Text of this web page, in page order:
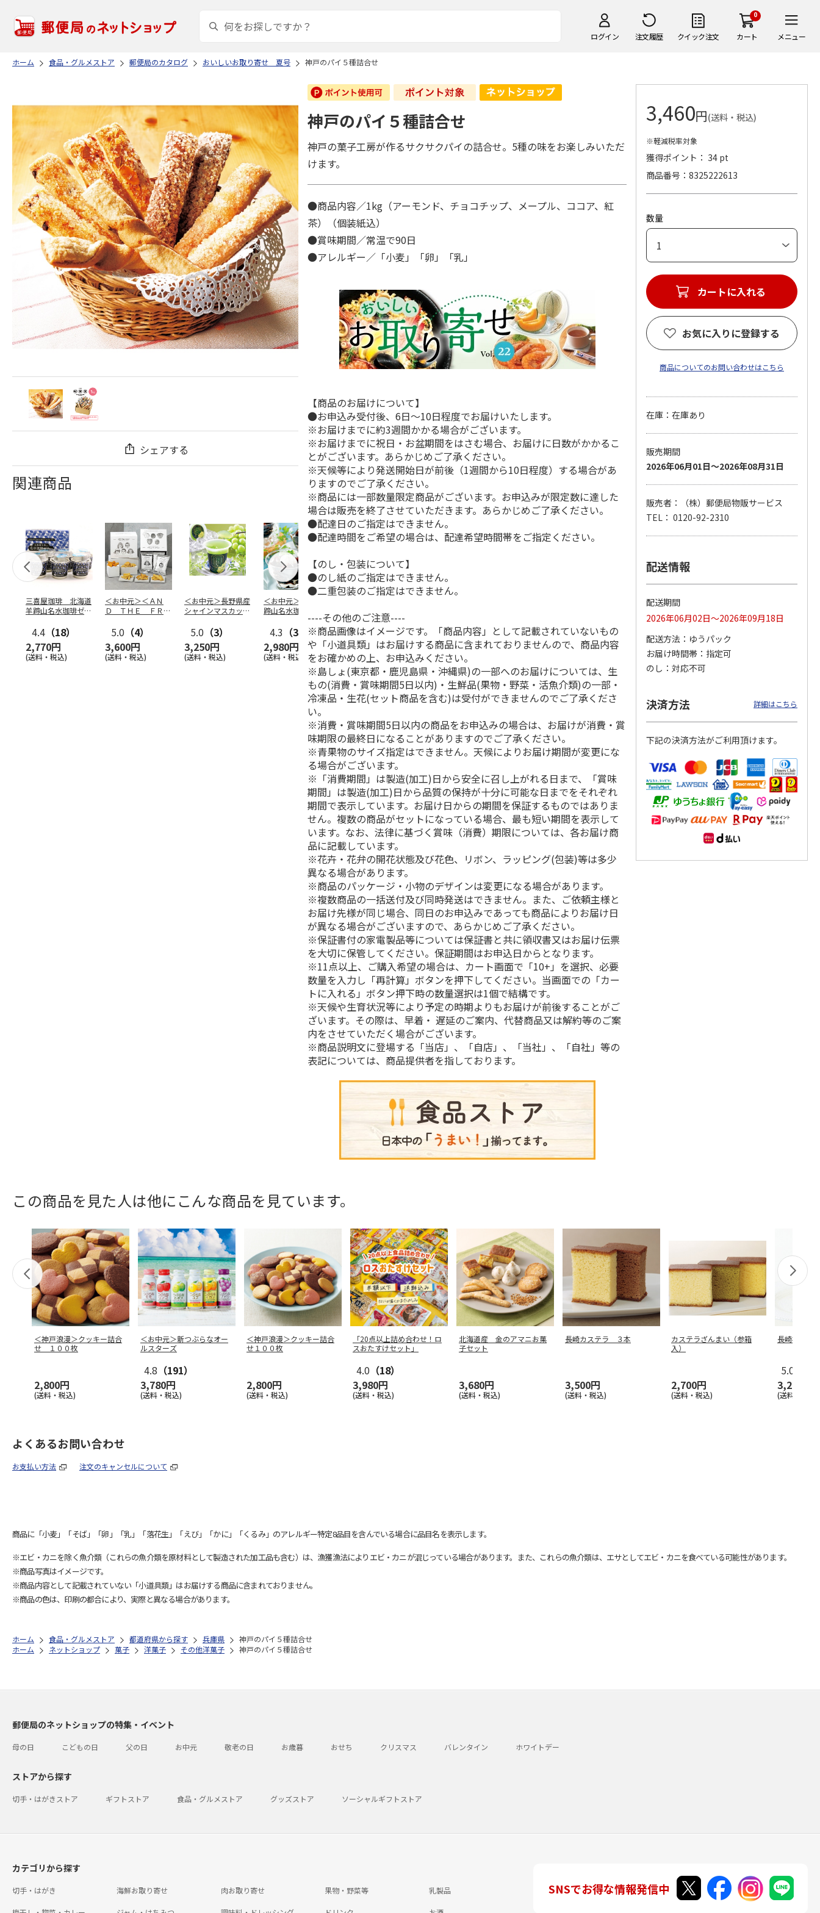
ログイン 注文履歴 クイック注文
0
カート メニュー
ホーム 食品・グルメストア 郵便局のカタログ おいしいお取り寄せ 夏号 神戸のパイ５種詰合せ
シェアする
関連商品
三喜屋珈琲 北海道
羊蹄山名水珈琲ゼリ
4.4 （18）
2,770円
(送料・税込)
＜お中元＞＜ＡＮ
Ｄ ＴＨＥ ＦＲＩ
ト５種
…
5.0 （4）
3,600円
(送料・税込)
＜お中元＞長野県産
シャインマスカット
5.0 （3）
3,250円
(送料・税込)
＜お中元＞北海道羊
蹄山名水珈琲ゼリー
4.3 （3）
2,980円
(送料・税込)
ュレパフェ～国産フ
ルー…
4.7（10）
2,980円
(送料・税込)
5.0（5）
3,240円
(送料・税込)
30g×21…
4,980円
＜沼津深海プリン工
3,900円
【冷凍】三國シェフ
6個セット(クレー…
5.0
（4）
4,320円
(送料・税込)
くちバーム詰合せ
神戸のパイ５種詰合せ
神戸の菓子工房が作るサクサクパイの詰合せ。5種の味をお楽しみいただ
けます。
●商品内容／1kg（アーモンド、チョコチップ、メープル、ココア、紅
茶）（個装紙込）
●賞味期間／常温で90日
●アレルギー／「小麦」「卵」「乳」
【商品のお届けについて】
●お申込み受付後、6日～10日程度でお届けいたします。
※お届けまでに約3週間かかる場合がございます。
※お届けまでに祝日・お盆期間をはさむ場合、お届けに日数がかかるこ
とがございます。あらかじめご了承ください。
※天候等により発送開始日が前後（1週間から10日程度）する場合があ
りますのでご了承ください。
※商品には一部数量限定商品がございます。お申込みが限定数に達した
場合は販売を終了させていただきます。あらかじめご了承ください。
●配達日のご指定はできません。
●配達時間をご希望の場合は、配達希望時間帯をご指定ください。
【のし・包装について】
●のし紙のご指定はできません。
●二重包装のご指定はできません。
----その他のご注意----
※商品画像はイメージです。「商品内容」として記載されていないもの
や「小道具類」はお届けする商品に含まれておりませんので、商品内容
をお確かめの上、お申込みください。
※島しょ(東京都・鹿児島県・沖縄県)の一部へのお届けについては、生
もの(消費・賞味期間5日以内)・生鮮品(果物・野菜・活魚介類)の一部・
冷凍品・生花(セット商品を含む)は受付ができませんのでご了承くださ
い。
※消費・賞味期間5日以内の商品をお申込みの場合は、お届けが消費・賞
味期限の最終日になることがありますのでご了承ください。
※青果物のサイズ指定はできません。天候によりお届け期間が変更にな
る場合がございます。
※「消費期間」は製造(加工)日から安全に召し上がれる日まで、「賞味
期間」は製造(加工)日から品質の保持が十分に可能な日までをそれぞれ
期間で表示しています。お届け日からの期間を保証するものではありま
せん。複数の商品がセットになっている場合、最も短い期間を表示して
います。なお、法律に基づく賞味（消費）期限については、各お届け商
品に記載しています。
※花卉・花弁の開花状態及び花色、リボン、ラッピング(包装)等は多少
異なる場合があります。
※商品のパッケージ・小物のデザインは変更になる場合があります。
※複数商品の一括送付及び同時発送はできません。また、ご依頼主様と
お届け先様が同じ場合、同日のお申込みであっても商品によりお届け日
が異なる場合がございますので、あらかじめご了承ください。
※保証書付の家電製品等については保証書と共に領収書又はお届け伝票
を大切に保管してください。保証期間はお申込日からとなります。
※11点以上、ご購入希望の場合は、カート画面で「10+」を選択、必要
数量を入力し「再計算」ボタンを押下してください。当画面での「カー
トに入れる」ボタン押下時の数量選択は1個で結構です。
※天候や生育状況等により予定の時期よりもお届けが前後することがご
ざいます。その際は、早着・ 遅延のご案内、代替商品又は解約等のご案
内をさせていただく場合がございます。
※商品説明文に登場する「当店」、「自店」、「当社」、「自社」等の
表記については、商品提供者を指しております。
3,460円(送料・税込)
※軽減税率対象
獲得ポイント： 34 pt
商品番号
8325222613
数量
カートに入れる
お気に入りに登録する
商品についてのお問い合わせはこちら
在庫：在庫あり
販売期間
2026年06月01日～2026年08月31日
販売者：（株）郵便局物販サービス
TEL： 0120-92-2310
配送情報
配送期間
2026年06月02日～2026年09月18日
配送方法
ゆうパック
お届け時間帯
指定可
のし
対応不可
決済方法 詳細はこちら
下記の決済方法がご利用頂けます。
この商品を見た人は他にこんな商品を見ています。
＜神戸浪漫＞クッキー詰合
せ １００枚
2,800円
(送料・税込)
＜お中元＞新つぶらなオー
ルスターズ
4.8 （191）
3,780円
(送料・税込)
＜神戸浪漫＞クッキー詰合
せ１００枚
2,800円
(送料・税込)
「20点以上詰め合わせ！ロ
スおたすけセット」
4.0 （18）
3,980円
(送料・税込)
北海道産 金のアマニお菓
子セット
3,680円
(送料・税込)
長崎カステラ ３本
3,500円
(送料・税込)
カステラざんまい（参箱
入）
2,700円
(送料・税込)
長崎松翁軒
5.0
3,250円
(送料・税込)
よくあるお問い合わせ
お支払い方法 注文のキャンセルについて
商品に「小麦」「そば」「卵」「乳」「落花生」「えび」「かに」「くるみ」のアレルギー特定8品目を含んでいる場合に品目名を表示します。
※エビ・カニを除く魚介類（これらの魚介類を原材料として製造された加工品も含む）は、漁獲漁法によりエビ・カニが混じっている場合があります。また、これらの魚介類は、エサとしてエビ・カニを食べている可能性があります。
※商品写真はイメージです。
※商品内容として記載されていない「小道具類」はお届けする商品に含まれておりません。
※商品の色は、印刷の都合により、実際と異なる場合があります。
ホーム 食品・グルメストア 都道府県から探す 兵庫県
神戸のパイ５種詰合せ
ホーム
ネットショップ 菓子 洋菓子 その他洋菓子 神戸のパイ５種詰合せ
郵便局のネットショップの特集・イベント
母の日 こどもの日 父の日 お中元 敬老の日 お歳暮 おせち クリスマス バレンタイン ホワイトデー
ストアから探す
切手・はがきストア ギフトストア 食品・グルメストア グッズストア ソーシャルギフトストア
カテゴリから探す
切手・はがき 海鮮お取り寄せ 肉お取り寄せ 果物・野菜等 乳製品 SNSでお得な情報発信中